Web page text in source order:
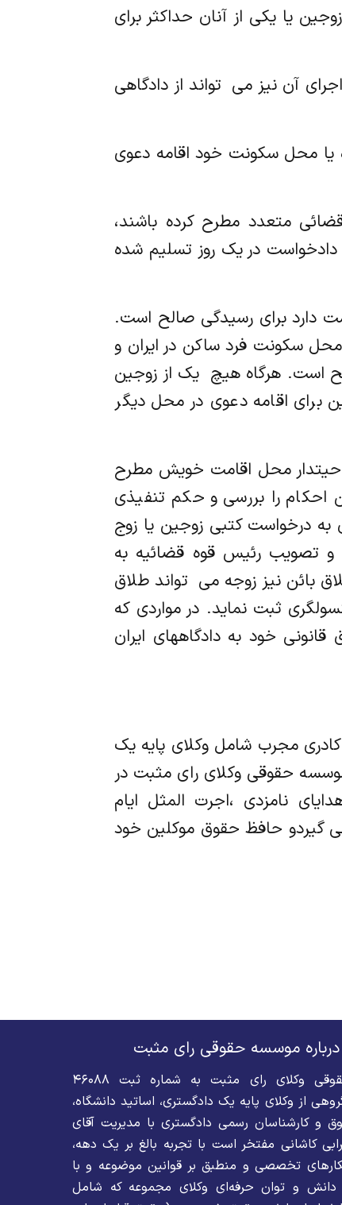
یا یکی از آنان حداکثر برای
آن نیز می ‌ تواند از دادگاهی
یا محل سکونت خود اقامه دعوی
قضائی متعدد مطرح کرده باشند،
در یک روز تسلیم شده
دارد برای رسیدگی صالح است.
محل سکونت فرد ساکن در ایران و
است. هرگاه هیچ ‌ یک از زوجین
برای اقامه دعوی در محل دیگر
صلاحیتدار محل اقامت خویش مطرح
احکام را بررسی و حکم تنفیذی
به درخواست کتبی زوجین یا زوج
و تصویب رئیس قوه قضائیه به
بائن نیز زوجه می ‌ تواند طلاق
ثبت نماید. در مواردی که
خود به دادگاههای ایران
مجرب شامل وکلای پایه یک
حقوقی وکلای رای مثبت در
نامزدی ،اجرت المثل ایام
گیردو حافظ حقوق موکلین خود
درباره موسسه حقوقی رای مثبت
موسسه حقوقی وکلای رای مثبت به شماره ثبت ۴۶۰۸۸
از وکلای پایه یک دادگستری، اساتید دانشگاه،
و کارشناسان رسمی دادگستری با مدیریت آقای
کاشانی مفتخر است با تجربه بالغ بر یک دهه،
تخصصی و منطبق بر قوانین موضوعه و با
دانش و توان حرفه‌ای وکلای مجموعه که شامل